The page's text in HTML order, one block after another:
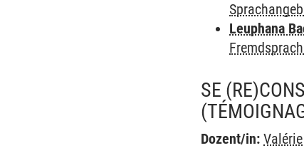
Leuphana
SE
Dozent/in: